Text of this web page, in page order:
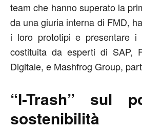
team che hanno superato la
da una giuria interna di FMD,
i loro prototipi e presentare i
costituita da esperti di SAP,
Digitale, e Mashfrog Group,
“I-Trash” sul
sostenibilità